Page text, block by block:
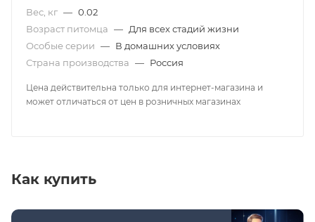
Вес, кг — 0.02
Возраст питомца — Для всех стадий жизни
Особые серии — В домашних условиях
Страна производства — Россия
Цена действительна только для интернет-магазина и
может отличаться от цен в розничных магазинах
Как купить